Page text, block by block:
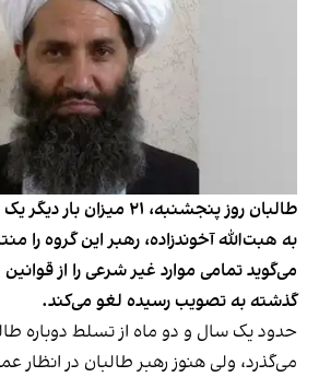
طالبان روز پنجشنبه، ۲۱
به هبت‌الله آخوندزاده، رهبر این گروه را
می‌گوید تمامی موارد غیر شرعی را از
گذشته به تصویب رسیده لغو می‌کند.
حدود یک سال و دو ماه از تسلط دوباره‌
می‌گذرد، ولی هنوز رهبر طالبان در انظار